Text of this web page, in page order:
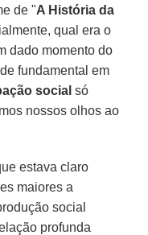
de "A História da
qual era o
dado momento do
fundamental em
social só
nossos olhos ao
estava claro
maiores a
social
profunda